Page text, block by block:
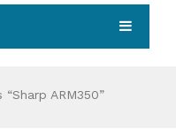
ARM350”